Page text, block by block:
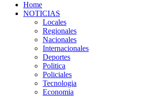
Home
NOTICIAS
Locales
Regionales
Nacionales
Internacionales
Deportes
Politica
Policiales
Tecnologia
Economia